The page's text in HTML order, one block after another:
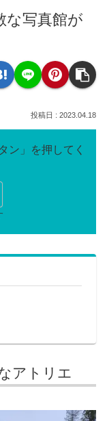
な写真館が
2023.04.18
アトリエ